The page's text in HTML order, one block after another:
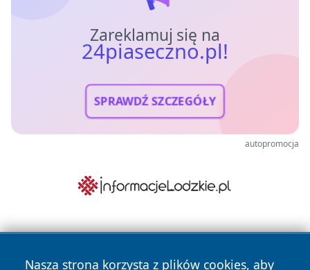
Zareklamuj się na
24piaseczno.pl!
SPRAWDŹ SZCZEGÓŁY
autopromocja
Nasza strona korzysta z plików cookies, aby